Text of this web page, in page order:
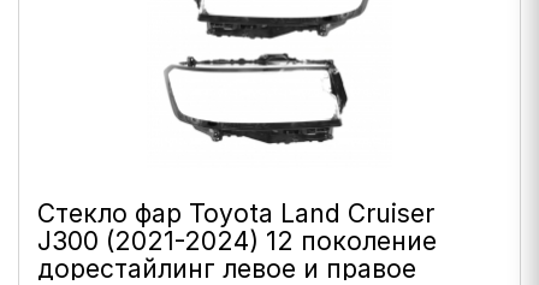
Стекло фар Toyota Land Cruiser
J300 (2021-2024) 12 поколение
дорестайлинг левое и правое